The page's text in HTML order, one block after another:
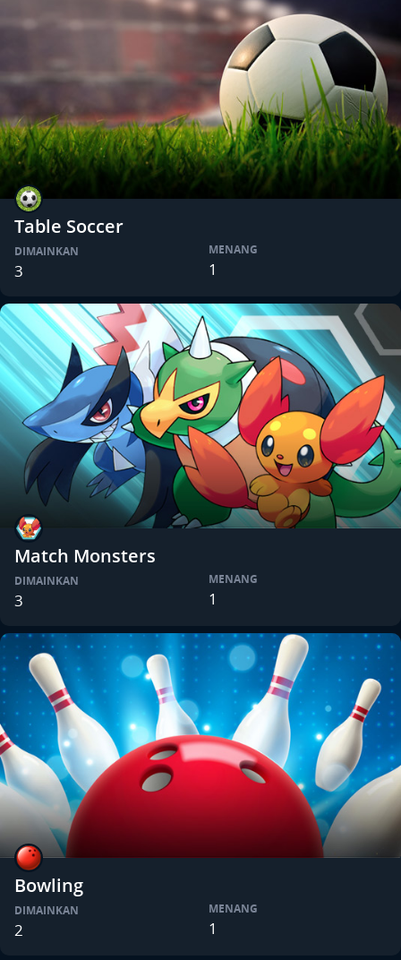
Table Soccer
DIMAINKAN
3
MENANG
1
Match Monsters
DIMAINKAN
3
MENANG
1
Bowling
DIMAINKAN
2
MENANG
1